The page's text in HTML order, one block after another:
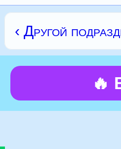
‹ Другой
🔥